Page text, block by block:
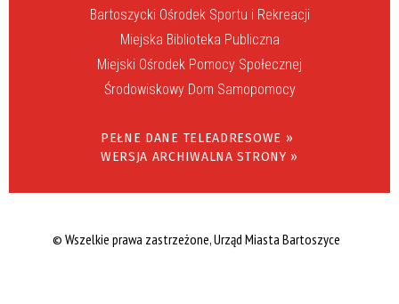
Bartoszycki Ośrodek Sportu i Rekreacji
Miejska Biblioteka Publiczna
Miejski Ośrodek Pomocy Społecznej
Środowiskowy Dom Samopomocy
PEŁNE DANE TELEADRESOWE »
WERSJA ARCHIWALNA STRONY »
© Wszelkie prawa zastrzeżone, Urząd Miasta Bartoszyce